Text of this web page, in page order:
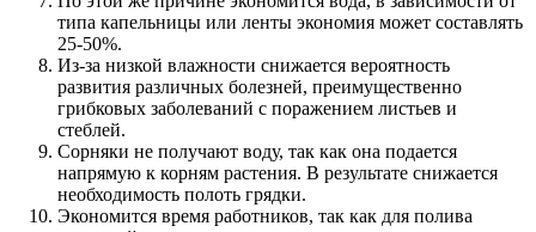
типа капельницы или ленты экономия может составлять
25-50%.
Из-за низкой влажности снижается вероятность
развития различных болезней, преимущественно
грибковых заболеваний с поражением листьев и
стеблей.
Сорняки не получают воду, так как она подается
напрямую к корням растения. В результате снижается
необходимость полоть грядки.
Экономится время работников, так как для полива